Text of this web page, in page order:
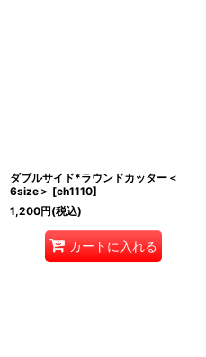
ダブルサイド*ラウンドカッター＜
6size＞ [ch1110]
1,200円(税込)
カートに入れる